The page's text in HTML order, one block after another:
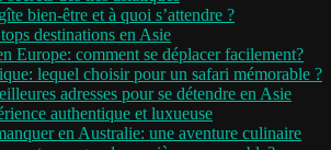
bien-être et à quoi s’attendre ?
destinations en Asie
Europe: comment se déplacer facilement?
lequel choisir pour un safari mémorable ?
adresses pour se détendre en Asie
authentique et luxueuse
en Australie: une aventure culinaire